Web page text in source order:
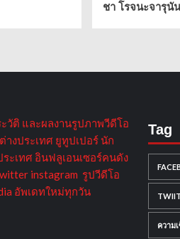
ชา โรจนะจารุนั
วัติ และผลงานรูปภาพวีดีโอ
งประเทศ ยูทูปเปอร์ นัก
ะเทศ อินฟลูเอนเซอร์คนดัง
instagram รูปวีดีโอ
อัพเดทใหม่ทุกวัน
Tag
ความ